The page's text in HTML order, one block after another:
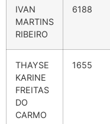
IVAN
MARTINS
RIBEIRO
6188
THAYSE
KARINE
FREITAS
DO
CARMO
1655